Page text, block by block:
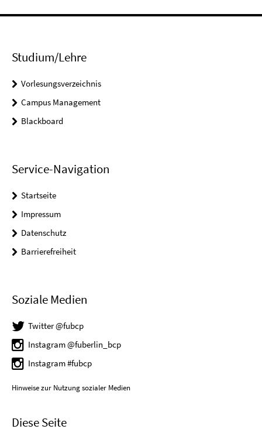
Studium/Lehre
Vorlesungsverzeichnis
Campus Management
Blackboard
Service-Navigation
Startseite
Impressum
Datenschutz
Barrierefreiheit
Soziale Medien
Twitter @fubcp
Instagram @fuberlin_bcp
Instagram #fubcp
Hinweise zur Nutzung sozialer Medien
Diese Seite